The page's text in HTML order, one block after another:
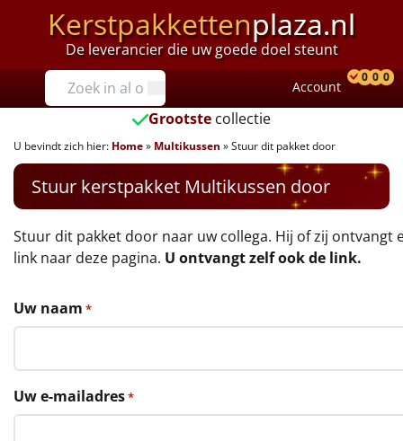
Kerstpakkettenplaza.nl
De leverancier die uw goede doel steunt
Prijzen
Tot €25
€25 tot €35
€35 tot €40
€40 tot €45
€50 tot €55
€55 tot €75
€75 tot €100
Account
0 0 0
Grootste collectie
U bevindt zich hier: Home» Multikussen »Stuur dit pakket door
Stuur kerstpakket Multikussen door
Stuur dit pakket door naar uw collega. Hij of zij ontvangt
link naar deze pagina. U ontvangt zelf ook de link.
Uw naam *
Uw e-mailadres*